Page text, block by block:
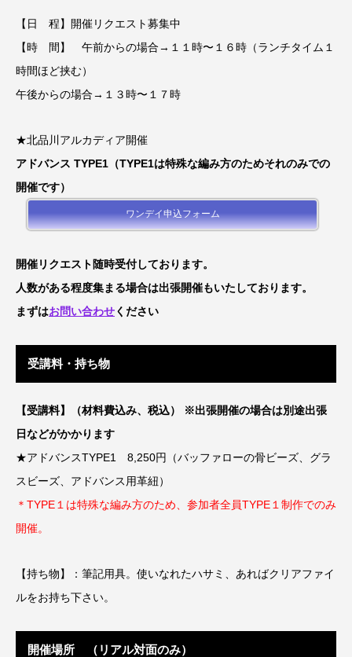
【日 程】開催リクエスト募集中
【時 間】 午前からの場合→１１時〜１６時（ランチタイム１
時間ほど挟む）
午後からの場合→１３時〜１７時
★北品川アルカディア開催
アドバンス TYPE1（TYPE1は特殊な編み方のためそれのみでの
開催です）
ワンデイ申込フォーム
開催リクエスト随時受付しております。
人数がある程度集まる場合は出張開催もいたしております。
まずはお問い合わせください
受講料・持ち物
【受講料】（材料費込み、税込） ※出張開催の場合は別途出張
日などがかかります
★アドバンスTYPE1 8,250円（バッファローの骨ビーズ、グラ
スビーズ、アドバンス用革紐）
＊TYPE１は特殊な編み方のため、参加者全員TYPE１制作でのみ
開催。
【持ち物】：筆記用具。使いなれたハサミ、あればクリアファイ
ルをお持ち下さい。
開催場所 （リアル対面のみ）